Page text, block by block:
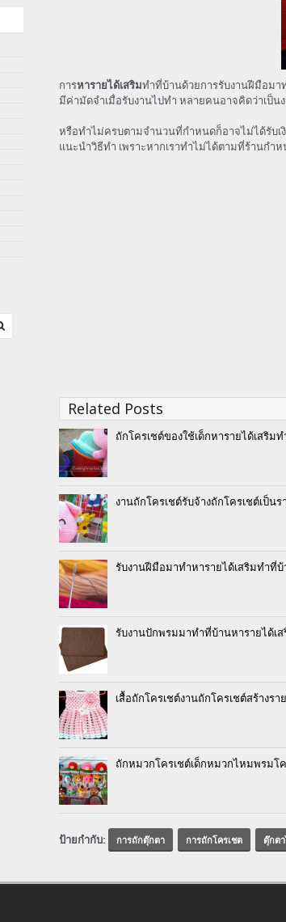
การหารายได้เสริมทำที่บ้านด้วยการรับงานฝีมือม
มีค่ามัดจำเมื่อรับงานไปทำ หลายคนอาจคิดว่าเป็
หรือทำไม่ครบตามจำนวนที่กำหนดก็อาจไม่ได้รับ
แนะนำวิธีทำ เพราะหากเราทำไม่ได้ตามที่ร้านก
Related Posts
ถักโครเชต์ของใช้เด็กหารายได้เสริม
งานถักโครเชต์รับจ้างถักโครเชต์เป็น
รับงานฝีมือมาทำหารายได้เสริมทำที่
รับงานปักพรมมาทำที่บ้านหารายได้เส
เสื้อถักโครเชต์งานถักโครเชต์สร้างรา
ถักหมวกโครเชต์เด็กหมวกไหมพรมโ
ป้ายกำกับ: การถักตุ๊กตา การถักโครเชต ตุ๊กต